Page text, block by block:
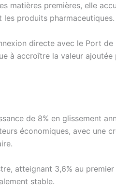
matières premières, elle
les produits pharmaceutiques.
directe avec le Port de
à accroître la valeur ajoutée
de 8% en glissement
économiques, avec une
atteignant 3,6% au
stable.